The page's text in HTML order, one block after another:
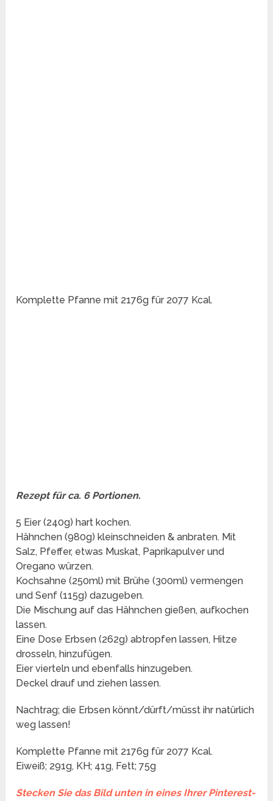
Komplette Pfanne mit 2176g für 2077 Kcal.
Rezept für ca. 6 Portionen.
5 Eier (240g) hart kochen.
Hähnchen (980g) kleinschneiden & anbraten. Mit
Salz, Pfeffer, etwas Muskat, Paprikapulver und
Oregano würzen.
Kochsahne (250ml) mit Brühe (300ml) vermengen
und Senf (115g) dazugeben.
Die Mischung auf das Hähnchen gießen, aufkochen
lassen.
Eine Dose Erbsen (262g) abtropfen lassen, Hitze
drosseln, hinzufügen.
Eier vierteln und ebenfalls hinzugeben.
Deckel drauf und ziehen lassen.
Nachtrag; die Erbsen könnt/dürft/müsst ihr natürlich
weg lassen!
Komplette Pfanne mit 2176g für 2077 Kcal.
Eiweiß; 291g, KH; 41g, Fett; 75g
Stecken Sie das Bild unten in eines Ihrer Pinterest-